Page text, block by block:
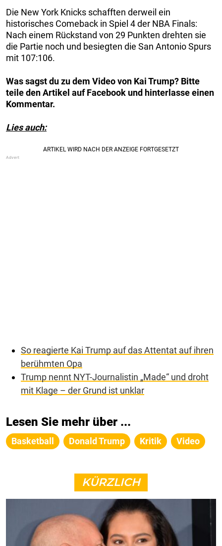
Die New York Knicks schafften derweil ein
historisches Comeback in Spiel 4 der NBA Finals:
Nach einem Rückstand von 29 Punkten drehten sie
die Partie noch und besiegten die San Antonio Spurs
mit 107:106.
Was sagst du zu dem Video von Kai Trump? Bitte
teile den Artikel auf Facebook und hinterlasse einen
Kommentar.
Lies auch:
So reagierte Kai Trump auf das Attentat auf ihren
berühmten Opa
Trump nennt NYT-Journalistin „Made“ und droht
mit Klage – der Grund ist unklar
Lesen Sie mehr über ...
Basketball Donald Trump Kritik Video
KÜRZLICH